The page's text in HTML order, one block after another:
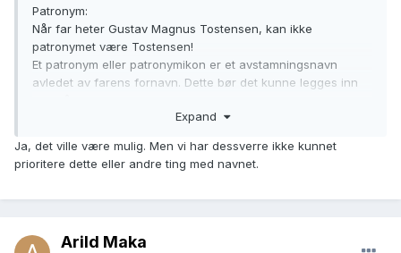
Patronym:
Når far heter Gustav Magnus Tostensen, kan ikke
patronymet være Tostensen!
Et patronym eller patronymikon er et avstamningsnavn
avledet av farens fornavn. Dette bør det kunne legges inn
Expand
Ja, det ville være mulig. Men vi har dessverre ikke kunnet
prioritere dette eller andre ting med navnet.
Arild Maka